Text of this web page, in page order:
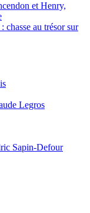
et Henry,
au trésor sur
Legros
Sapin-Defour